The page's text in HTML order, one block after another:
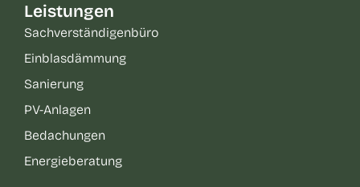
Leistungen
Sachverständigenbüro
Einblasdämmung
Sanierung
PV-Anlagen
Bedachungen
Energieberatung